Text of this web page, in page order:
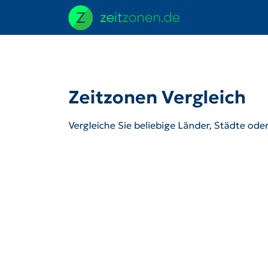
Zeitzonen Vergleich
Vergleiche Sie beliebige Länder, Städte